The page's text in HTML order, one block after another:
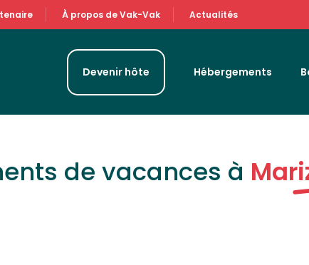
À propos de Vak-Vak Actualités
Devenir hôte Hébergements
de vacances à